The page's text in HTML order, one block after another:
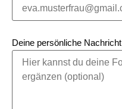
Deine persönliche Nachricht